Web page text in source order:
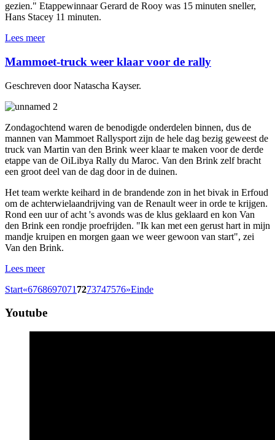
gezien." Etappewinnaar Gerard de Rooy was 15 minuten sneller,
Hans Stacey 11 minuten.
Lees meer
Mammoet-truck weer klaar voor de rally
Geschreven door Natascha Kayser.
Zondagochtend waren de benodigde onderdelen binnen, dus de
mannen van Mammoet Rallysport zijn de hele dag bezig geweest de
truck van Martin van den Brink weer klaar te maken voor de derde
etappe van de OiLibya Rally du Maroc. Van den Brink zelf bracht
een groot deel van de dag door in de duinen.
Het team werkte keihard in de brandende zon in het bivak in Erfoud
om de achterwielaandrijving van de Renault weer in orde te krijgen.
Rond een uur of acht 's avonds was de klus geklaard en kon Van
den Brink een rondje proefrijden. "Ik kan met een gerust hart in mijn
mandje kruipen en morgen gaan we weer gewoon van start", zei
Van den Brink.
Lees meer
Start«6768697071 7273747576»Einde
Youtube